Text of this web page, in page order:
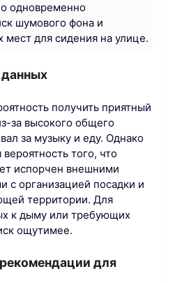
одновременно
шумового фона и
для сидения на улице.
данных
получить приятный
за высокого общего
за музыку и еду. Однако
того, что
испорчен внешними
с организацией посадки и
территории. Для
к дыму или требующих
ощутимее.
для